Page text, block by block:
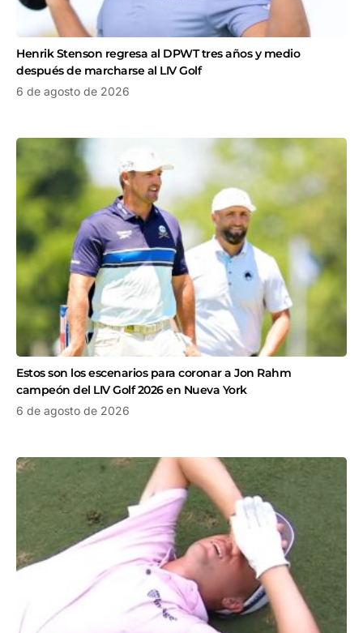
Henrik Stenson regresa al DPWT tres años y medio
después de marcharse al LIV Golf
6 de agosto de 2026
Estos son los escenarios para coronar a Jon Rahm
campeón del LIV Golf 2026 en Nueva York
6 de agosto de 2026